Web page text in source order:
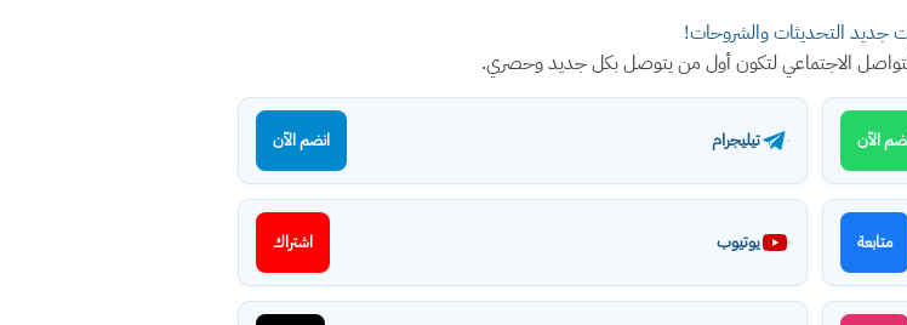
جديد التحديثات والشروحات!
التواصل الاجتماعي لتكون أول من يتوصل بكل جديد وحصري.
الآن تيليجرام انضم الآن
متابعة يوتيوب اشتراك